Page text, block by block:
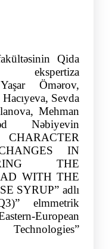
Qida
Ömərov,
Sevda
Mehman
Nəbiyevin
IN
THE
WITH THE
SYRUP” adlı
3)” elmmetrik
European